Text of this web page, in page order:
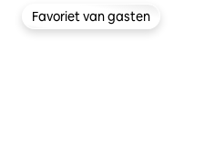
Favoriet van gasten
Favoriet van gasten